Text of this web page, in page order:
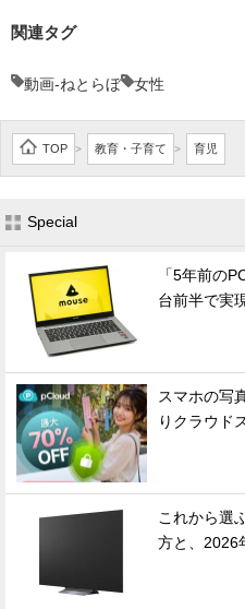
関連タグ
動画-ねとらぼ 女性
TOP > 教育・子育て > 育児
Special
「5年前の
台前半で実
スマホの写
りクラウド
これから選
方と、2026